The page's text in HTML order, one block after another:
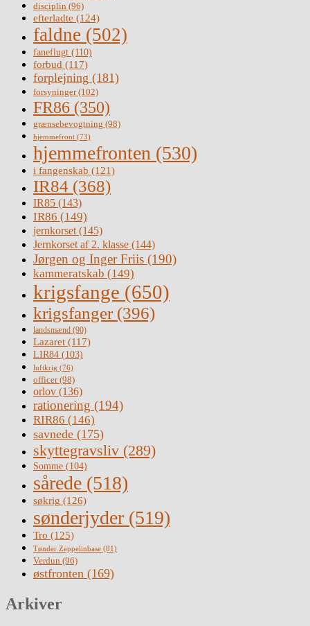
disciplin (96)
efterladte (124)
faldne (502)
faneflugt (110)
forbud (117)
forplejning (181)
forsyninger(102)
FR86 (350)
grænsebevogtning (98)
hjemmefront (73)
hjemmefronten (530)
i fangenskab (121)
IR84 (368)
IR85 (143)
IR86 (149)
jernkorset(145)
Jernkorset af 2. klasse (144)
Jørgen og Inger Friis (190)
kammeratskab (149)
krigsfange (650)
krigsfanger (396)
landsmænd (90)
Lazaret (117)
LIR84 (103)
luftkrig (76)
officer(98)
orlov (136)
rationering (194)
RIR86 (146)
savnede (175)
skyttegravsliv (289)
Somme (104)
sårede (518)
søkrig (126)
sønderjyder (519)
Tro (125)
Tønder Zeppelinbase (81)
Verdun (96)
østfronten (169)
Arkiver